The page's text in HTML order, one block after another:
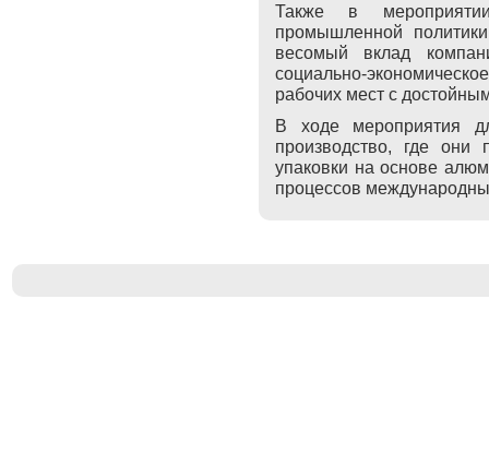
Также в
промышленной
весомый вклад
социально-
рабочих мест с
В ходе мероприятия
производство, где они
упаковки на основе
процессов